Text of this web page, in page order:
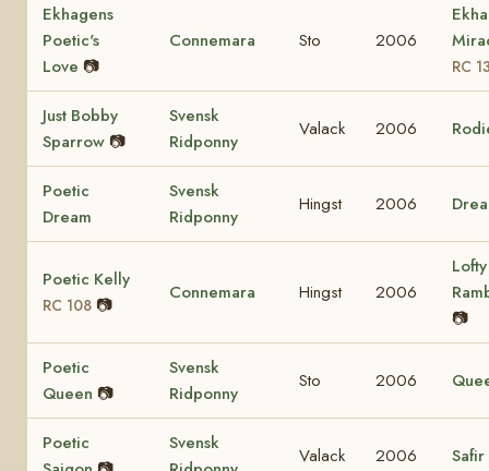
Ekhagens
Poetic's
Love 📷
Connemara Sto 2006
RC
Just Bobby
Sparrow 📷
Svensk
Ridponny
Valack 2006
Poetic
Dream
Svensk
Ridponny
Hingst 2006
Poetic Kelly
RC 108 📷
Connemara Hingst 2006
📷
Poetic
Queen 📷
Svensk
Ridponny
Sto 2006
Poetic
Svensk
Valack 2006 Safir